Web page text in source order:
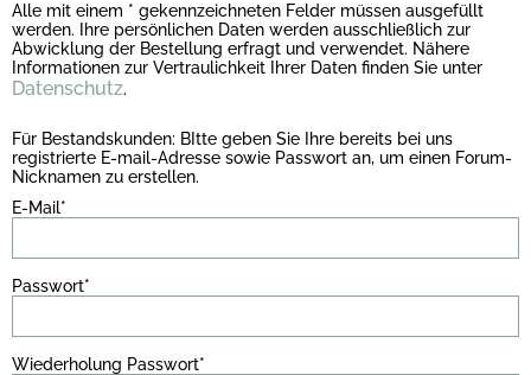
Alle mit einem * gekennzeichneten Felder müssen ausgefüllt
werden. Ihre persönlichen Daten werden ausschließlich zur
Abwicklung der Bestellung erfragt und verwendet. Nähere
Informationen zur Vertraulichkeit Ihrer Daten finden Sie unter
Datenschutz.
Für Bestandskunden: BItte geben Sie Ihre bereits bei uns
registrierte E-mail-Adresse sowie Passwort an, um einen Forum-
Nicknamen zu erstellen.
E-Mail*
Passwort*
Wiederholung Passwort*